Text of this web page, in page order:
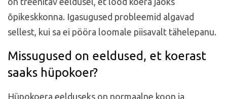
õpikeskkonna. Igasugused probleemid algavad
sellest, kui sa ei pööra loomale piisavalt tähelepanu.
Missugused on eeldused, et koerast
saaks hüpokoer?
Hüpokoera eelduseks on normaalne koon ja